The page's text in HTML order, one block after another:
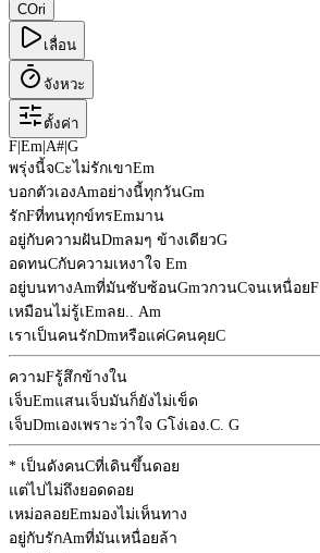
COri
เลื่อน
จังหวะ
ตั้งค่า
F Em A# G
พรุ่งนี้จCะไม่รักเขาEm
บอกตัวเองAmอย่างนี้ทุกวันGm
รักFที่ทนทุกข์ทรEmมาน
อยู่กับความฝันDmลมๆ ข้างเดียวG
อดทนCกับความเหงาใจ Em
อยู่บนทางAmที่มันซับซ้อนGmวกวนCจนเหนื่อยF
เหมือนไม่รู้เEmลย.. Am
เราเป็นคนรักDmหรือแค่GคนคุยC
ความFรู้สึกข้างใน
เจ็บEmแสนเจ็บมันก็ยังไม่เข็ด
เจ็บDmเองเพราะว่าใจ Gโง่เอง.C. G
* เป็นดังคนCที่เดินขึ้นดอย
แต่ไปไม่ถึงยอดดอย
เหม่อลอยEmมองไม่เห็นทาง
อยู่กับรักAmที่มันเหนื่อยล้า